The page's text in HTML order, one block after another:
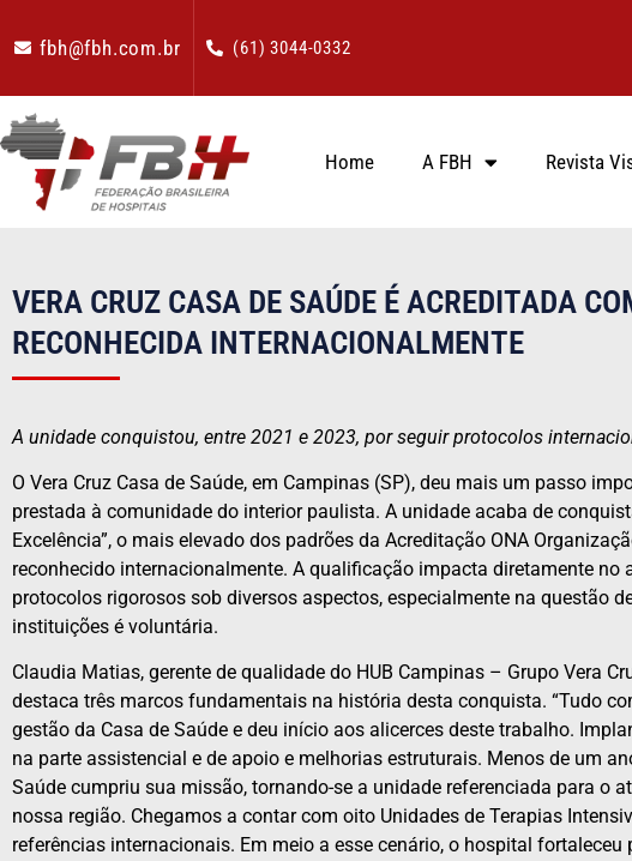
fbh@fbh.com.br (61) 3044-0332
Home A FBH Revista
VERA CRUZ CASA DE SAÚDE É ACREDITADA
RECONHECIDA INTERNACIONALMENTE
A unidade conquistou, entre 2021 e 2023, por seguir protocolos
O Vera Cruz Casa de Saúde, em Campinas (SP), deu mais um passo
prestada à comunidade do interior paulista. A unidade acaba de
Excelência”, o mais elevado dos padrões da Acreditação ONA
reconhecido internacionalmente. A qualificação impacta diretamente
protocolos rigorosos sob diversos aspectos, especialmente na questão
instituições é voluntária.
Claudia Matias, gerente de qualidade do HUB Campinas – Grupo Vera
destaca três marcos fundamentais na história desta conquista. “Tudo
gestão da Casa de Saúde e deu início aos alicerces deste trabalho.
na parte assistencial e de apoio e melhorias estruturais. Menos de um
Saúde cumpriu sua missão, tornando-se a unidade referenciada para o
nossa região. Chegamos a contar com oito Unidades de Terapias
referências internacionais. Em meio a esse cenário, o hospital